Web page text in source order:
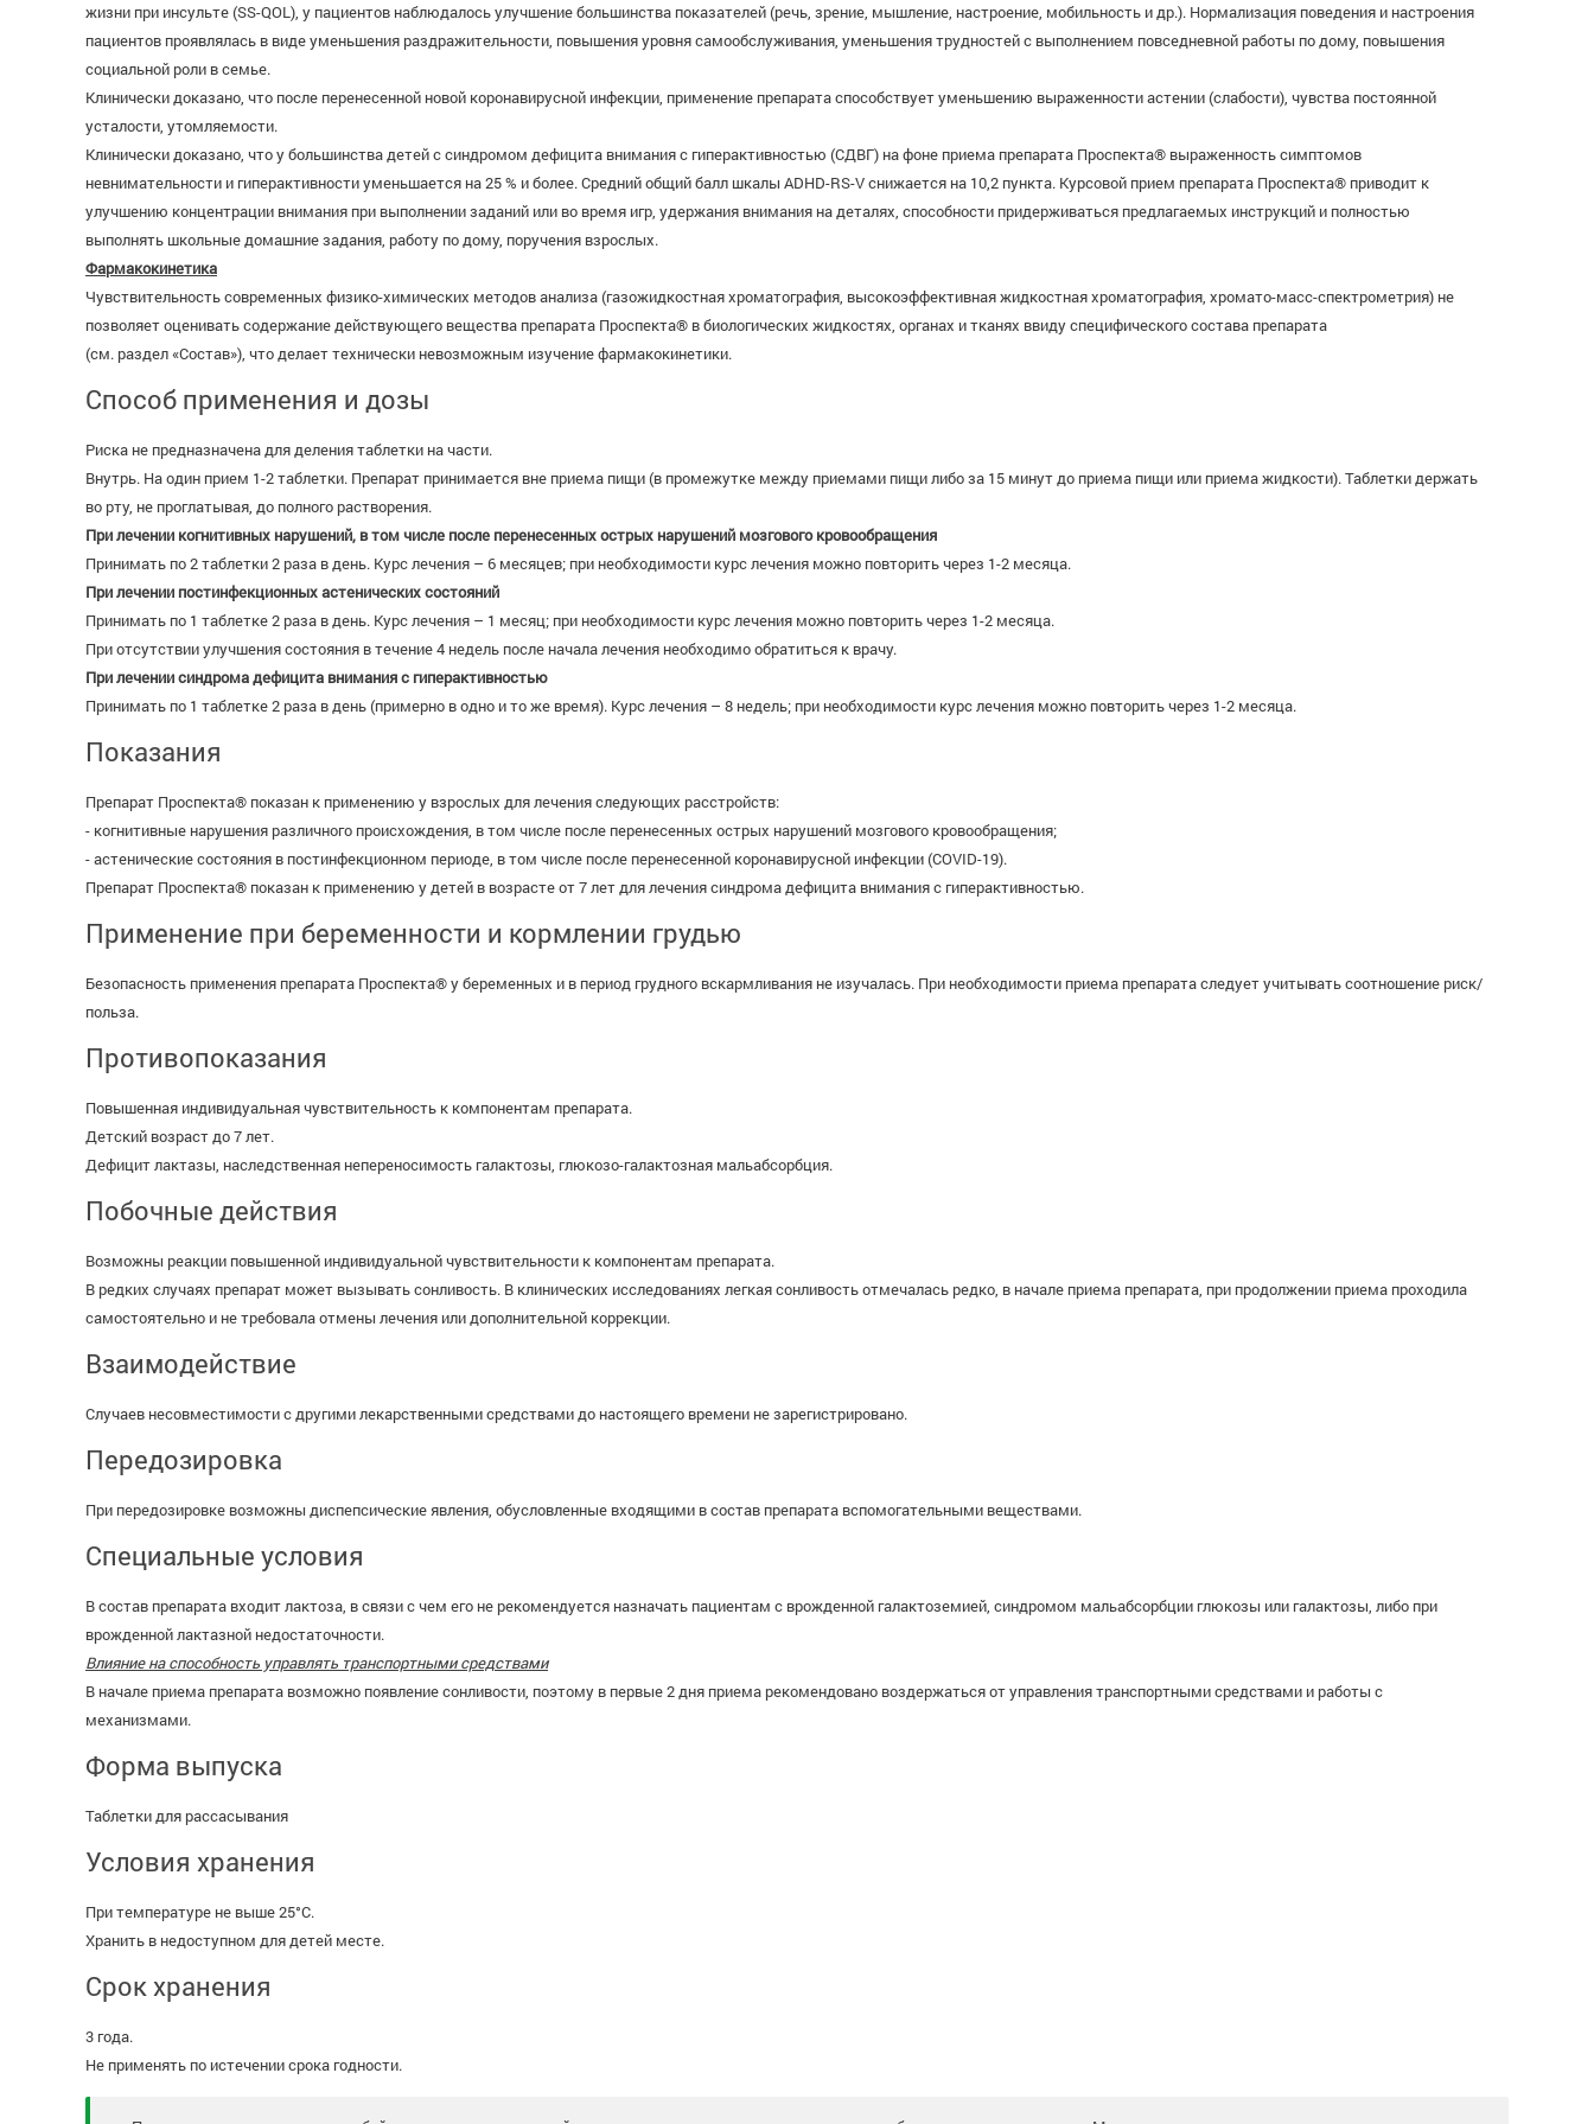
жизни при инсульте (SS-QOL), у пациентов наблюдалось улучшение большинства показателей (речь, зрение, мышление, настроение, мобильность и др.). Нормализация поведения и настроения
пациентов проявлялась в виде уменьшения раздражительности, повышения уровня самообслуживания, уменьшения трудностей с выполнением повседневной работы по дому, повышения
социальной роли в семье.
Клинически доказано, что после перенесенной новой коронавирусной инфекции, применение препарата способствует уменьшению выраженности астении (слабости), чувства постоянной
усталости, утомляемости.
Клинически доказано, что у большинства детей с синдромом дефицита внимания с гиперактивностью (СДВГ) на фоне приема препарата Проспекта® выраженность симптомов
невнимательности и гиперактивности уменьшается на 25 % и более. Средний общий балл шкалы ADHD-RS-V снижается на 10,2 пункта. Курсовой прием препарата Проспекта® приводит к
улучшению концентрации внимания при выполнении заданий или во время игр, удержания внимания на деталях, способности придерживаться предлагаемых инструкций и полностью
выполнять школьные домашние задания, работу по дому, поручения взрослых.
Фармакокинетика
Чувствительность современных физико-химических методов анализа (газожидкостная хроматография, высокоэффективная жидкостная хроматография, хромато-масс-спектрометрия) не
позволяет оценивать содержание действующего вещества препарата Проспекта® в биологических жидкостях, органах и тканях ввиду специфического состава препарата
(см. раздел «Состав»), что делает технически невозможным изучение фармакокинетики.
Способ применения и дозы
Риска не предназначена для деления таблетки на части.
Внутрь. На один прием 1-2 таблетки. Препарат принимается вне приема пищи (в промежутке между приемами пищи либо за 15 минут до приема пищи или приема жидкости). Таблетки держать
во рту, не проглатывая, до полного растворения.
При лечении когнитивных нарушений, в том числе после перенесенных острых нарушений мозгового кровообращения
Принимать по 2 таблетки 2 раза в день. Курс лечения – 6 месяцев; при необходимости курс лечения можно повторить через 1-2 месяца.
При лечении постинфекционных астенических состояний
Принимать по 1 таблетке 2 раза в день. Курс лечения – 1 месяц; при необходимости курс лечения можно повторить через 1-2 месяца.
При отсутствии улучшения состояния в течение 4 недель после начала лечения необходимо обратиться к врачу.
При лечении синдрома дефицита внимания с гиперактивностью
Принимать по 1 таблетке 2 раза в день (примерно в одно и то же время). Курс лечения – 8 недель; при необходимости курс лечения можно повторить через 1-2 месяца.
Показания
Препарат Проспекта® показан к применению у взрослых для лечения следующих расстройств:
- когнитивные нарушения различного происхождения, в том числе после перенесенных острых нарушений мозгового кровообращения;
- астенические состояния в постинфекционном периоде, в том числе после перенесенной коронавирусной инфекции (COVID-19).
Препарат Проспекта® показан к применению у детей в возрасте от 7 лет для лечения синдрома дефицита внимания с гиперактивностью.
Применение при беременности и кормлении грудью
Безопасность применения препарата Проспекта® у беременных и в период грудного вскармливания не изучалась. При необходимости приема препарата следует учитывать соотношение риск/
польза.
Противопоказания
Повышенная индивидуальная чувствительность к компонентам препарата.
Детский возраст до 7 лет.
Дефицит лактазы, наследственная непереносимость галактозы, глюкозо-галактозная мальабсорбция.
Побочные действия
Возможны реакции повышенной индивидуальной чувствительности к компонентам препарата.
В редких случаях препарат может вызывать сонливость. В клинических исследованиях легкая сонливость отмечалась редко, в начале приема препарата, при продолжении приема проходила
самостоятельно и не требовала отмены лечения или дополнительной коррекции.
Взаимодействие
Случаев несовместимости с другими лекарственными средствами до настоящего времени не зарегистрировано.
Передозировка
При передозировке возможны диспепсические явления, обусловленные входящими в состав препарата вспомогательными веществами.
Специальные условия
В состав препарата входит лактоза, в связи с чем его не рекомендуется назначать пациентам с врожденной галактоземией, синдромом мальабсорбции глюкозы или галактозы, либо при
врожденной лактазной недостаточности.
Влияние на способность управлять транспортными средствами
В начале приема препарата возможно появление сонливости, поэтому в первые 2 дня приема рекомендовано воздержаться от управления транспортными средствами и работы с
механизмами.
Форма выпуска
Таблетки для рассасывания
Условия хранения
При температуре не выше 25°С.
Хранить в недоступном для детей месте.
Срок хранения
3 года.
Не применять по истечении срока годности.